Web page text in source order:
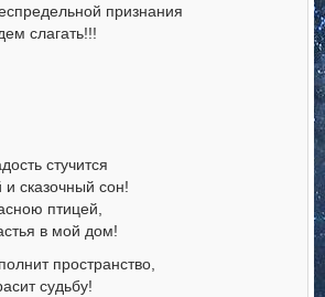
признания
слагать!!!
стучится
сказочный сон!
птицей,
в мой дом!
пространство,
судьбу!